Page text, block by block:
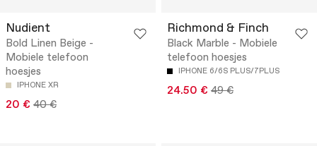
Nudient
Bold Linen Beige -
Mobiele telefoon
hoesjes
IPHONE XR
20 € 40 €
Richmond & Finch
Black Marble - Mobiele
telefoon hoesjes
IPHONE 6/6S PLUS/7PLUS
24.50 € 49 €